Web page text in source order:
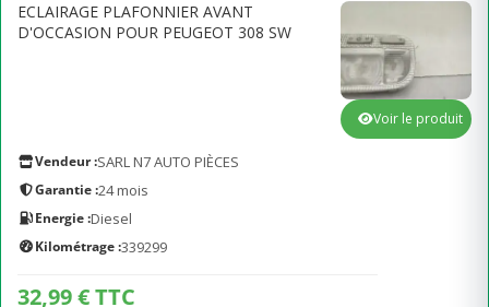
ECLAIRAGE PLAFONNIER AVANT
D'OCCASION POUR PEUGEOT 308 SW
Vendeur :SARL N7 AUTO PIÈCES
Garantie :24 mois
Energie :Diesel
Kilométrage :339299
32,99 € TTC
Voir le produit